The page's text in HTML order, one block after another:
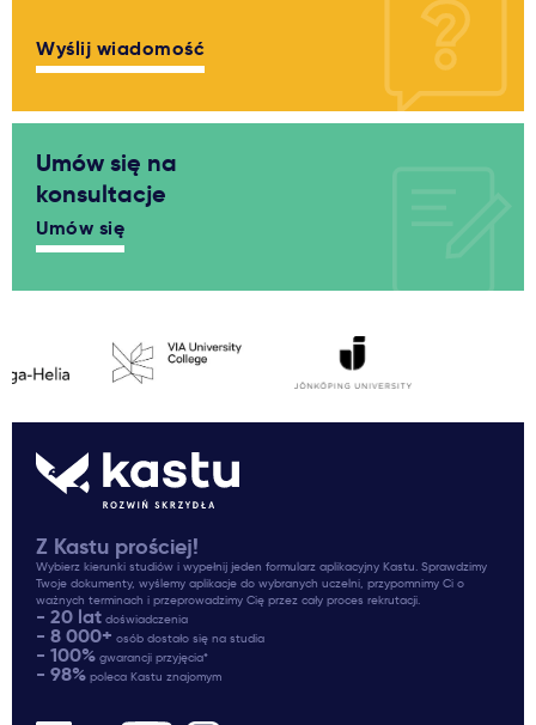
Wyślij wiadomość
Umów się na
konsultacje
Umów się
Z Kastu prościej!
Wybierz kierunki studiów i wypełnij jeden formularz aplikacyjny Kastu. Sprawdzimy
Twoje dokumenty, wyślemy aplikacje do wybranych uczelni, przypomnimy Ci o
ważnych terminach i przeprowadzimy Cię przez cały proces rekrutacji.
- 20 lat doświadczenia
- 8 000+ osób dostało się na studia
- 100% gwarancji przyjęcia*
- 98% poleca Kastu znajomym